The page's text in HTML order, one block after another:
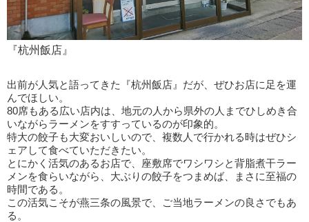
『杭州飯店』
出前が人気と語ってきた『杭州飯店』だが、ぜひお店に足を運
んでほしい。
80席もある広い店内は、地元の人から県外の人までひしめき合
いながらラーメンをすすっているのが印象的。
特大の餃子も大変おいしいので、複数人で行かれる時はぜひシ
ェアして食べていただきたい。
とにかく活気のあるお店で、座敷席でワシワシと背脂煮干ラー
メンを食らいながら、大ぶりの餃子をつまめば、まさに至福の
時間である。
この活気こそが燕三条の風景で、ご当地ラーメンの良さでもあ
る。